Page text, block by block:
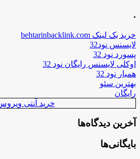
.
خرید بک لینک behtarinbacklink.com
لایسنس نود32
پسورد نود 32
اوکلی لایسنس رایگان نود 32
همیار نود 32
بهترین سئو
رایگان
خرید آنتی
آخرین دیدگاه‌ها
بایگانی‌ها